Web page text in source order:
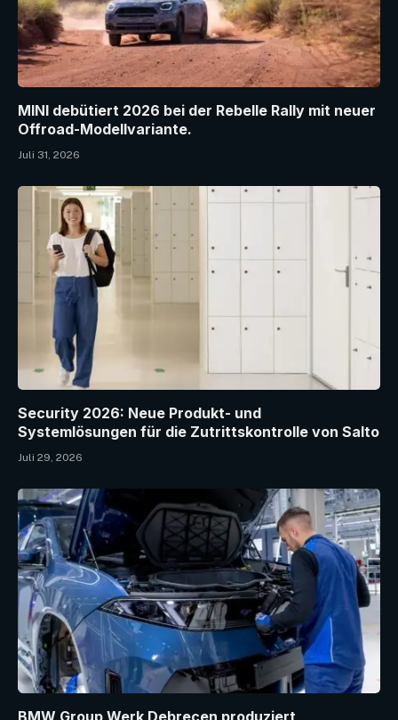
MINI debütiert 2026 bei der Rebelle Rally mit neuer
Offroad-Modellvariante.
Juli 31, 2026
Security 2026: Neue Produkt- und
Systemlösungen für die Zutrittskontrolle von Salto
Juli 29, 2026
BMW Group Werk Debrecen produziert